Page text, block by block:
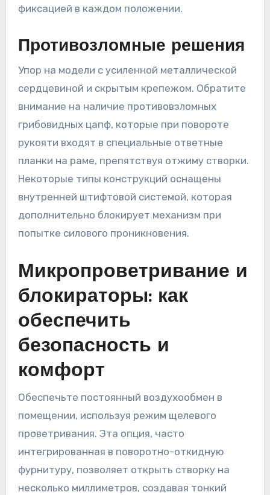
фиксацией в каждом положении.
Противозломные решения
Упор на модели с усиленной металлической
сердцевиной и скрытым крепежом. Обратите
внимание на наличие противовзломных
грибовидных цапф, которые при повороте
рукояти входят в специальные ответные
планки на раме, препятствуя отжиму створки.
Некоторые типы конструкций оснащены
внутренней штифтовой системой, которая
дополнительно блокирует механизм при
попытке силового проникновения.
Микропроветривание и
блокираторы: как
обеспечить
безопасность и
комфорт
Обеспечьте постоянный воздухообмен в
помещении, используя режим щелевого
проветривания. Эта опция, часто
интегрированная в поворотно-откидную
фурнитуру, позволяет открыть створку на
несколько миллиметров, создавая тонкий